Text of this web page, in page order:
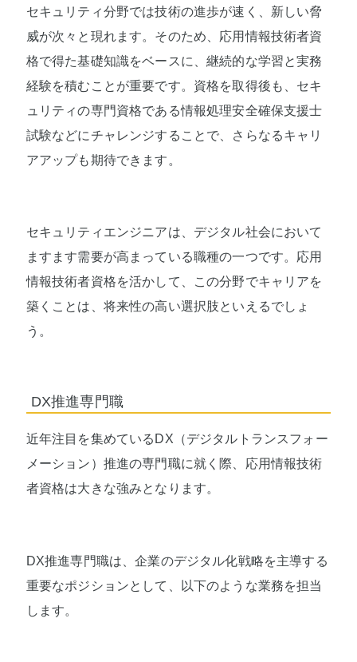
セキュリティ分野では技術の進歩が速く、新しい脅
威が次々と現れます。そのため、応用情報技術者資
格で得た基礎知識をベースに、継続的な学習と実務
経験を積むことが重要です。資格を取得後も、セキ
ュリティの専門資格である情報処理安全確保支援士
試験などにチャレンジすることで、さらなるキャリ
アアップも期待できます。
セキュリティエンジニアは、デジタル社会において
ますます需要が高まっている職種の一つです。応用
情報技術者資格を活かして、この分野でキャリアを
築くことは、将来性の高い選択肢といえるでしょ
う。
DX推進専門職
近年注目を集めているDX（デジタルトランスフォー
メーション）推進の専門職に就く際、応用情報技術
者資格は大きな強みとなります。
DX推進専門職は、企業のデジタル化戦略を主導する
重要なポジションとして、以下のような業務を担当
します。